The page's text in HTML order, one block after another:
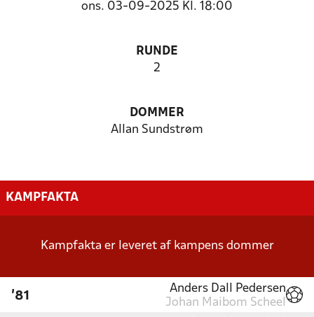
ons. 03-09-2025 Kl. 18:00
RUNDE
2
DOMMER
Allan Sundstrøm
KAMPFAKTA
Kampfakta er leveret af kampens dommer
'81
Anders Dall Pedersen
Johan Maibom Scheel